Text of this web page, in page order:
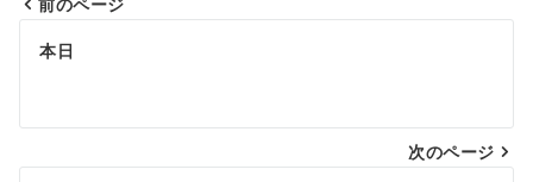
投
ビ
本日
次のページ